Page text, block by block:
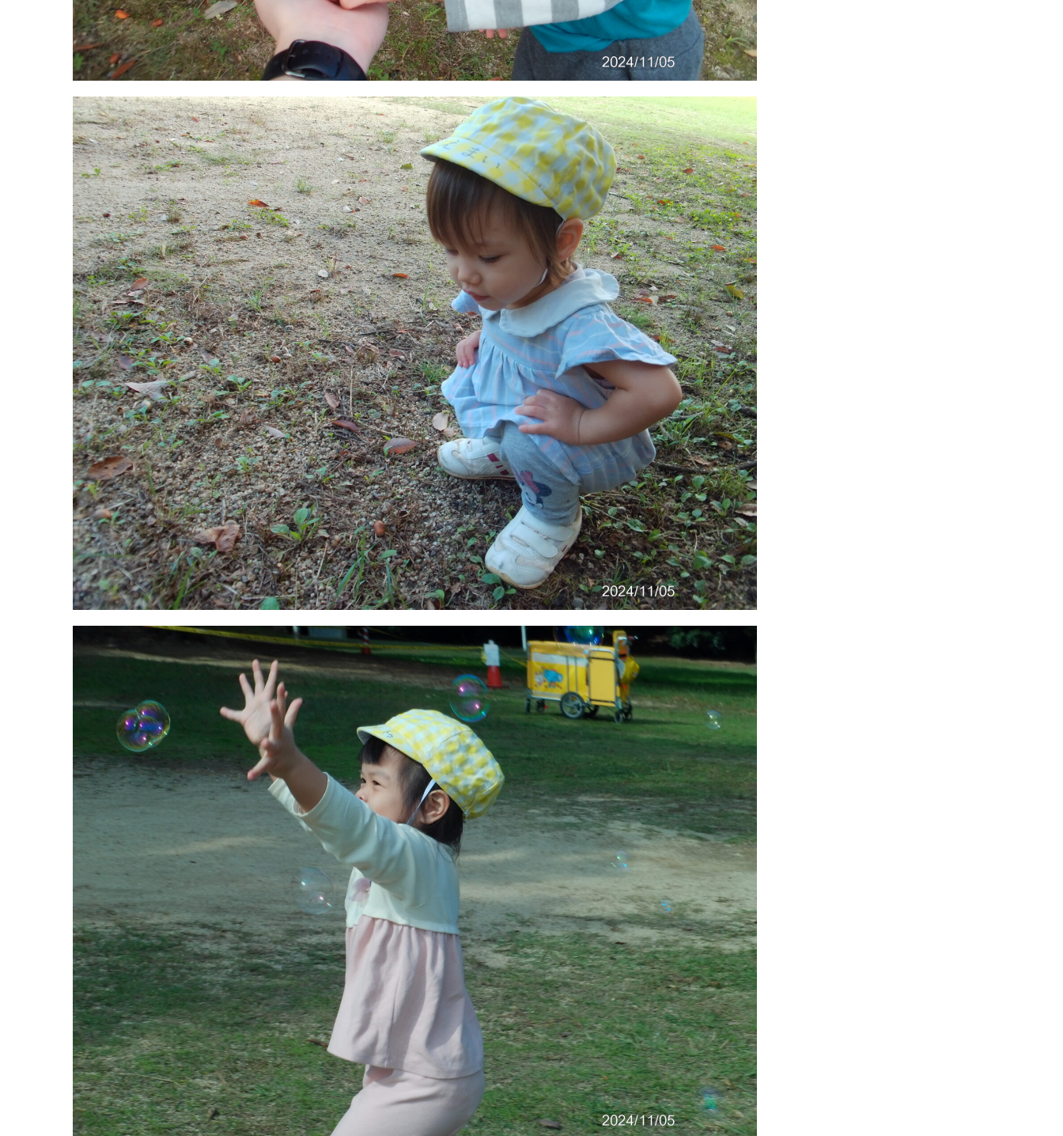
課外教室
理事長のことば
預かり保育［ヒラソル ]
2歳児ひとり登園［ゆず組 ]
グループ施設・
関係先リンク
学校法⼈鴨⾕学園 鳳幼稚園
学校法⼈諏訪森学園 諏訪森幼稚園
⼤阪府私⽴幼稚園連盟
社会福祉法人野田福祉会